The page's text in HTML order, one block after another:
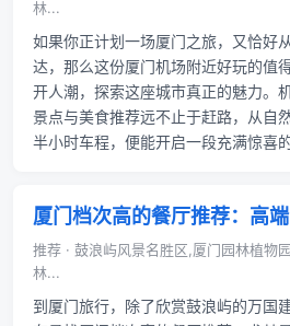
林...
如果你正计划一场厦门之旅，又恰好
达，那么这份厦门机场附近好玩的值
开人潮，探索这座城市真正的魅力。
景点与美食推荐远不止于赶路，从自
半小时车程，便能开启一段充满惊喜
厦门档次高的餐厅推荐：高
推荐 · 鼓浪屿风景名胜区,厦门园林植物
林...
到厦门旅行，除了欣赏鼓浪屿的万国